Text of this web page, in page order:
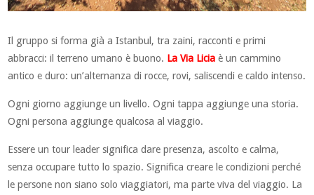
Il gruppo si forma già a Istanbul, tra zaini, racconti e primi
abbracci: il terreno umano è buono. La Via Licia è un cammino
antico e duro: un’alternanza di rocce, rovi, saliscendi e caldo intenso.
Ogni giorno aggiunge un livello. Ogni tappa aggiunge una storia.
Ogni persona aggiunge qualcosa al viaggio.
Essere un tour leader significa dare presenza, ascolto e calma,
senza occupare tutto lo spazio. Significa creare le condizioni perché
le persone non siano solo viaggiatori, ma parte viva del viaggio. La